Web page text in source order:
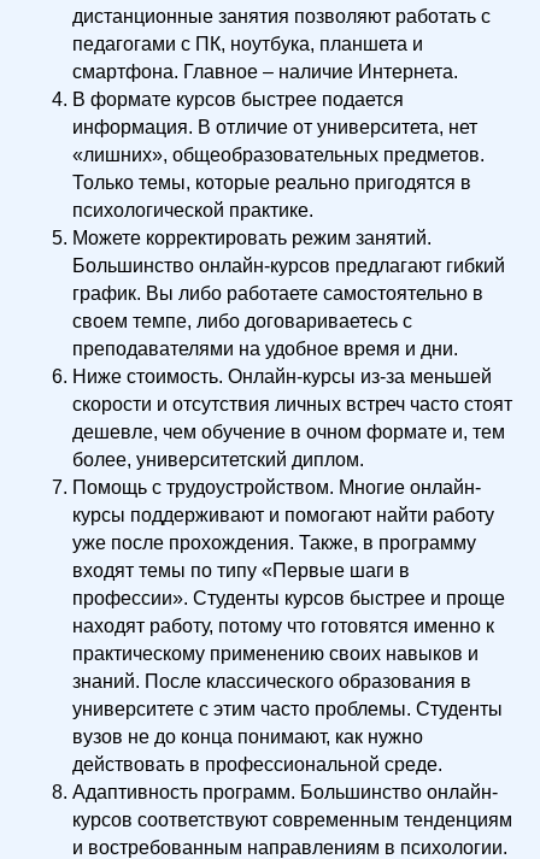
дистанционные занятия позволяют работать с
педагогами с ПК, ноутбука, планшета и
смартфона. Главное – наличие Интернета.
В формате курсов быстрее подается
информация. В отличие от университета, нет
«лишних», общеобразовательных предметов.
Только темы, которые реально пригодятся в
психологической практике.
Можете корректировать режим занятий.
Большинство онлайн-курсов предлагают гибкий
график. Вы либо работаете самостоятельно в
своем темпе, либо договариваетесь с
преподавателями на удобное время и дни.
Ниже стоимость. Онлайн-курсы из-за меньшей
скорости и отсутствия личных встреч часто стоят
дешевле, чем обучение в очном формате и, тем
более, университетский диплом.
Помощь с трудоустройством. Многие онлайн-
курсы поддерживают и помогают найти работу
уже после прохождения. Также, в программу
входят темы по типу «Первые шаги в
профессии». Студенты курсов быстрее и проще
находят работу, потому что готовятся именно к
практическому применению своих навыков и
знаний. После классического образования в
университете с этим часто проблемы. Студенты
вузов не до конца понимают, как нужно
действовать в профессиональной среде.
Адаптивность программ. Большинство онлайн-
курсов соответствуют современным тенденциям
и востребованным направлениям в психологии.